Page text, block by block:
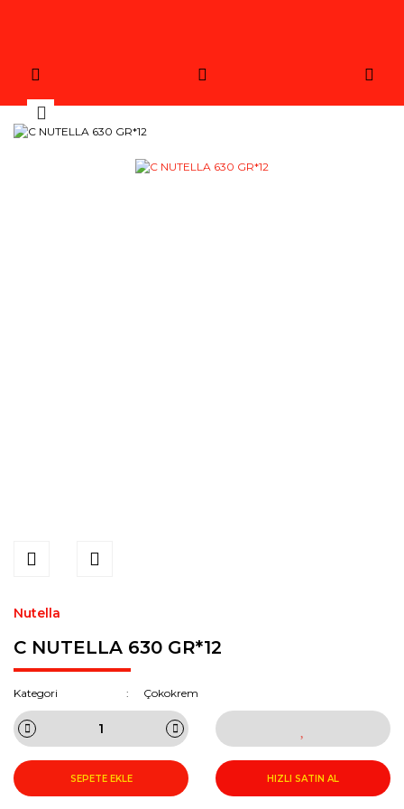
Nutella
C NUTELLA 630 GR*12
Kategori Çokokrem
SEPETE EKLE HIZLI SATIN AL